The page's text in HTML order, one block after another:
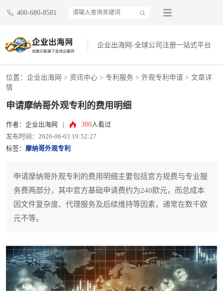
400-680-8581
企业出海网-全球公司注册一站式平台
位置： 企业出海网 > 资讯中心 > 专利服务 > 外观专利申请 > 文章详
情
申请摩纳哥外观专利的费用明细
作者：企业出海网 380人看过
发布时间：2026-06-03 19:52:27
标签： 摩纳哥外观专利
申请摩纳哥外观专利的费用明细主要包括官方规费与专业服
务费两部分，其中官方基础申请费约为240欧元，而总成本
因文件复杂度、代理服务及后续维持等因素，通常在数千欧
元不等。